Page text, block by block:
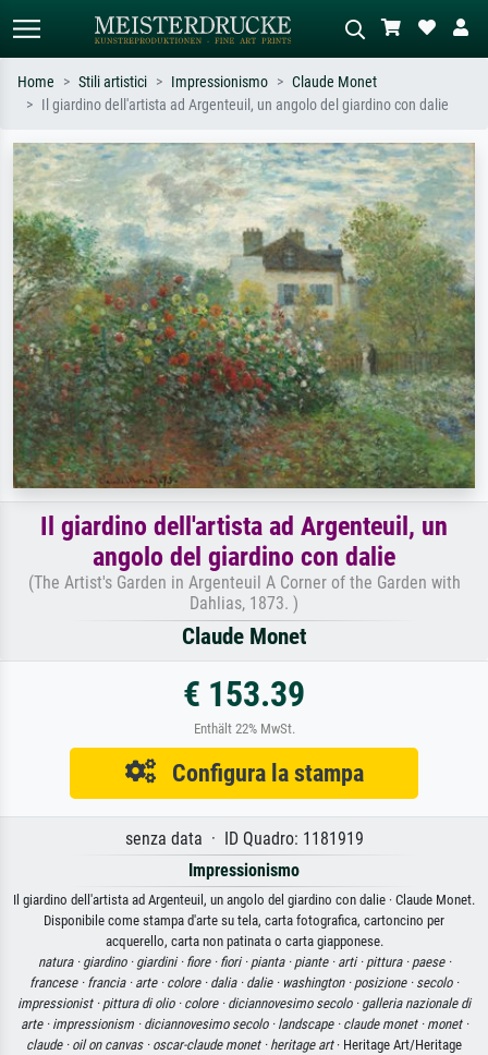
Cerca per artista, titolo o stile – es.
Monet, Notte stellata,
Impressionismo, onda di Hokusai,
nudo.
Descrivi la scena – es. prato verde,
astratto con molto rosso, dipinto a
olio scuro, nudo in piedi vicino a un
albero.
Home Stili artistici Impressionismo
Claude Monet
Il giardino dell'artista ad Argenteuil, un angolo del giardino con dalie
Il giardino dell'artista ad Argenteuil, un
angolo del giardino con dalie
(The Artist's Garden in Argenteuil A Corner of the Garden with
Dahlias, 1873. )
Claude Monet
€ 153.39
Enthält 22% MwSt.
Configura la stampa
senza data · ID Quadro: 1181919
Impressionismo
Il giardino dell'artista ad Argenteuil, un angolo del giardino con dalie · Claude Monet.
Disponibile come stampa d'arte su tela, carta fotografica, cartoncino per
acquerello, carta non patinata o carta giapponese.
natura · giardino · giardini · fiore · fiori · pianta · piante · arti · pittura · paese ·
francese · francia · arte · colore · dalia · dalie · washington · posizione · secolo ·
impressionist · pittura di olio · colore · diciannovesimo secolo · galleria nazionale di
arte · impressionism · diciannovesimo secolo · landscape · claude monet · monet ·
claude · oil on canvas · oscar-claude monet · heritage art· Heritage Art/Heritage